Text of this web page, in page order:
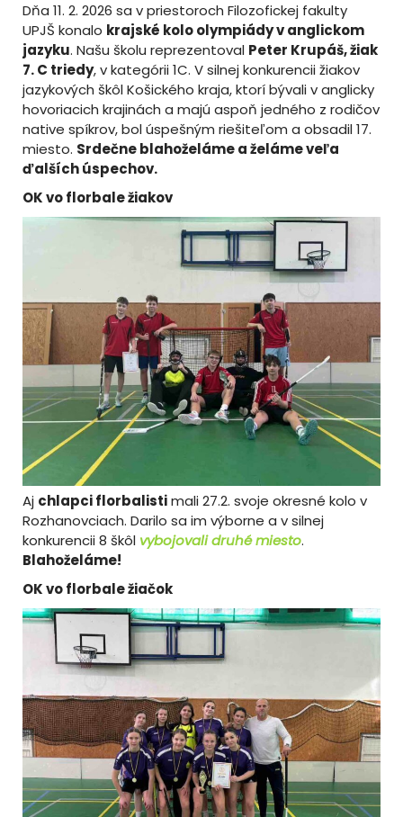
Dňa 11. 2. 2026 sa v priestoroch Filozofickej fakulty
UPJŠ konalo krajské kolo olympiády v anglickom
jazyku. Našu školu reprezentoval Peter Krupáš, žiak
7. C triedy, v kategórii 1C. V silnej konkurencii žiakov
jazykových škôl Košického kraja, ktorí bývali v anglicky
hovoriacich krajinách a majú aspoň jedného z rodičov
native spíkrov, bol úspešným riešiteľom a obsadil 17.
miesto. Srdečne blahoželáme a želáme veľa
ďalších úspechov.
OK vo florbale žiakov
Aj chlapci florbalistimali 27.2. svoje okresné kolo v
Rozhanovciach. Darilo sa im výborne a v silnej
konkurencii 8 škôl vybojovali druhé miesto.
Blahoželáme!
OK vo florbale žiačok